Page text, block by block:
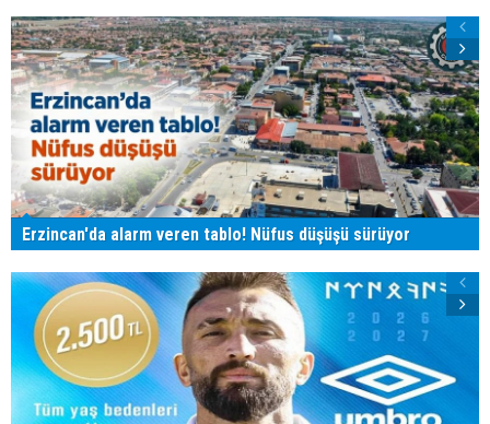
Erzincan'da alarm veren tablo! Nüfus düşüşü sürüyor